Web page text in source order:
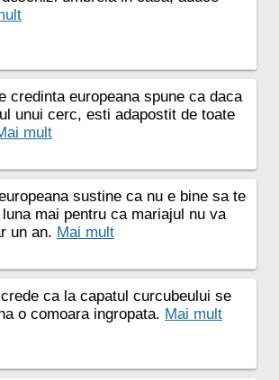
credinta europeana spune ca daca
unui cerc, esti adapostit de toate
mult
sustine ca nu e bine sa te
mai pentru ca mariajul nu va
un an. Mai mult
ca la capatul curcubeului se
o comoara ingropata. Mai mult